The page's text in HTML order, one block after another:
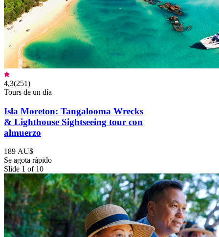
4,3(251)
Tours de un día
Isla Moreton: Tangalooma Wrecks
& Lighthouse Sightseeing tour con
almuerzo
189 AU$
Se agota rápido
Slide 1 of 10